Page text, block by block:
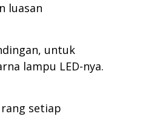
luasan
untuk
lampu LED-nya.
setiap